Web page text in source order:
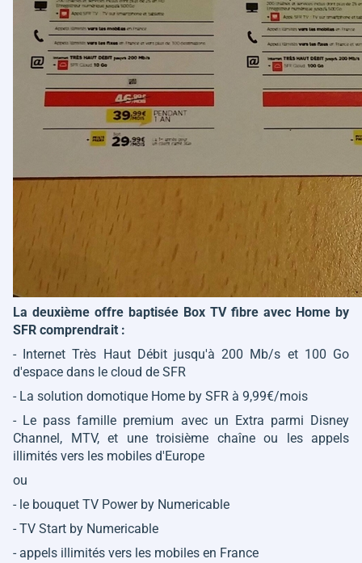
La deuxième offre baptisée Box TV fibre avec Home by
SFR comprendrait :
- Internet Très Haut Débit jusqu'à 200 Mb/s et 100 Go
d'espace dans le cloud de SFR
- La solution domotique Home by SFR à 9,99€/mois
- Le pass famille premium avec un Extra parmi Disney
Channel, MTV, et une troisième chaîne ou les appels
illimités vers les mobiles d'Europe
ou
- le bouquet TV Power by Numericable
- TV Start by Numericable
- appels illimités vers les mobiles en France